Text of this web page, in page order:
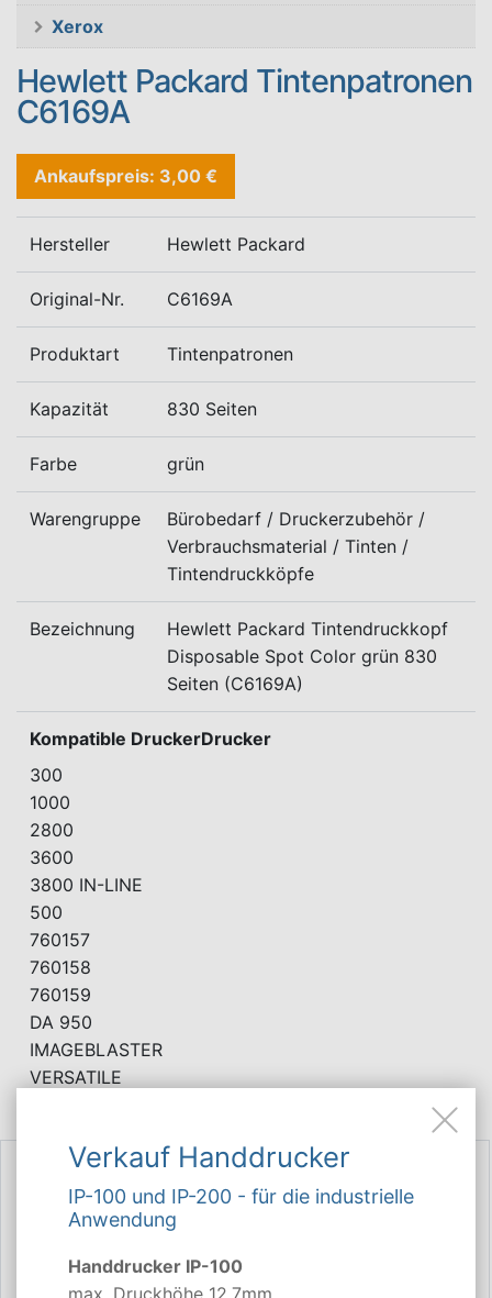
Xerox
Hewlett Packard Tintenpatronen
C6169A
Ankaufspreis: 3,00 €
Hersteller Hewlett Packard
Original-Nr. C6169A
Produktart Tintenpatronen
Kapazität 830 Seiten
Farbe grün
Warengruppe
Bürobedarf / Druckerzubehör /
Verbrauchsmaterial / Tinten /
Tintendruckköpfe
Bezeichnung
Hewlett Packard Tintendruckkopf
Disposable Spot Color grün 830
Seiten (C6169A)
Kompatible DruckerDrucker
300
1000
2800
3600
3800 IN-LINE
500
760157
760158
760159
DA 950
IMAGEBLASTER
VERSATILE
Verkauf Handdrucker
IP-100 und IP-200 - für die industrielle
Anwendung
Handdrucker IP-100